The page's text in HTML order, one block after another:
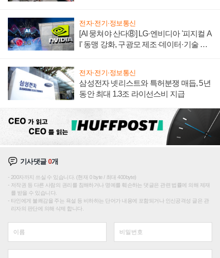
전자·전기·정보통신
[AI 뭉쳐야 산다⑧] LG·엔비디아 '피지컬 A
I' 동맹 강화, 구광모 제조·데이터·기술 결
전자·전기·정보통신
삼성전자 넷리스트와 특허분쟁 매듭, 5년
동안 최대 1.3조 라이선스비 지급
기사댓글0개
200자까지 쓰실 수 있습니다. (현재 0 byte / 최대 400byte)
저작권 등 다른 사람의 권리를 침해하거나 명예를 훼손하는 댓글은 관련 법률에 의해 제재
를 받을 수 있습니다.
타인에게 불쾌감을 주는 욕설 등 비하하는 단어가 내용에 포함되거나 인신공격성 글은 관
리자의 판단에 의해 삭제 합니다.